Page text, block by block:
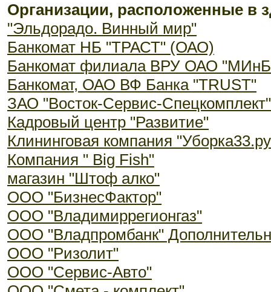
Организации, расположенные в
"Эльдорадо. Винный мир"
Банкомат НБ "ТРАСТ" (ОАО)
Банкомат филиала ВРУ ОАО
Банкомат, ОАО ВФ Банка "TRUST"
ЗАО "Восток-Сервис-Спецкомплект"
Кадровый центр "Развитие"
Клининговая компания
Компания " Big Fish"
магазин "Штоф алко"
ООО "БизнесФактор"
ООО "Владимиррегионгаз"
ООО "Владпромбанк"
ООО "Ризолит"
ООО "Сервис-Авто"